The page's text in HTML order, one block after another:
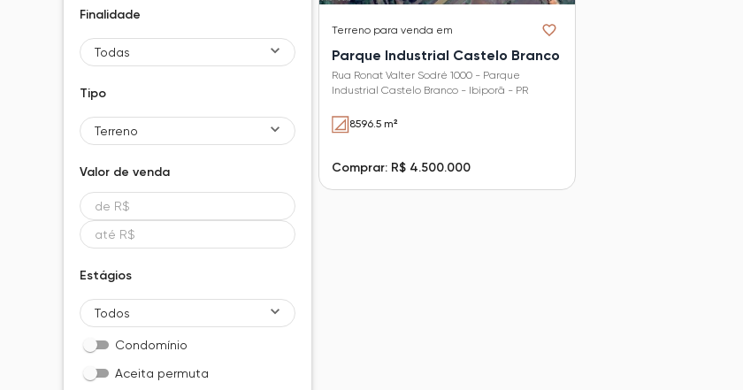
Finalidade
Todas
Tipo
Terreno
Valor de venda
Estágios
Todos
Condomínio
Aceita permuta
Terreno para venda em
Parque Industrial Castelo Branco
Rua Ronat Valter Sodré 1000 - Parque
Industrial Castelo Branco - Ibiporã - PR
8596.5 m²
Comprar: R$ 4.500.000